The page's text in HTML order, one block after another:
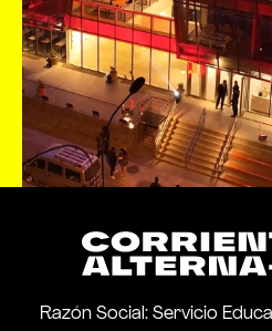
Razón Social: Servicio